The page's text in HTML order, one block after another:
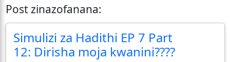
Post zinazofanana:
Simulizi za Hadithi EP 7 Part
12: Dirisha moja kwanini????